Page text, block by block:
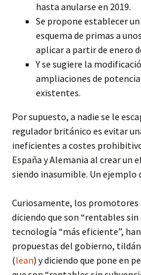
hasta anularse en 2019.
Se propone establecer
esquema de primas a
aplicar a partir de enero
Y se sugiere la
ampliaciones de
existentes.
Por supuesto, a nadie se le
regulador británico es evitar
ineficientes a costes
España y Alemania al crear un
siendo inasumible. Un ejemplo
Curiosamente, los promotores
diciendo que son “rentables sin
tecnología “más eficiente”,
propuestas del gobierno,
(lean) y diciendo que pone en